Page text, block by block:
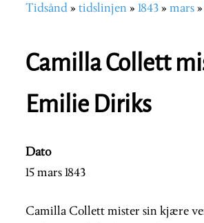
Navigasjonssti
Tidsånd tidslinjen 1843 mars
Camilla Collett
Emilie Diriks
Dato
15 mars 1843
Camilla Collett mister sin kjære